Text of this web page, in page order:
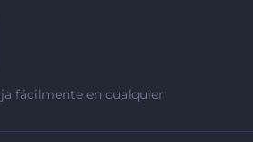
fácilmente en cualquier